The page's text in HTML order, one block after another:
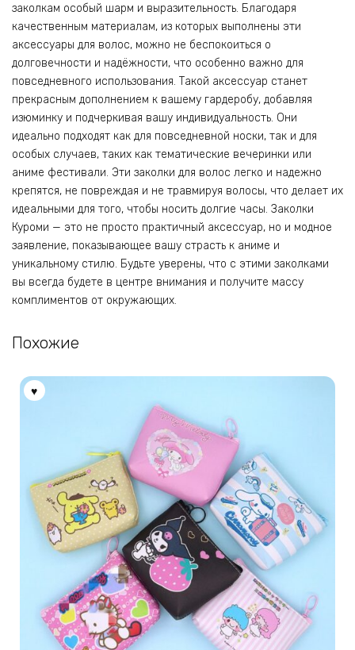
заколкам особый шарм и выразительность. Благодаря
качественным материалам, из которых выполнены эти
аксессуары для волос, можно не беспокоиться о
долговечности и надёжности, что особенно важно для
повседневного использования. Такой аксессуар станет
прекрасным дополнением к вашему гардеробу, добавляя
изюминку и подчеркивая вашу индивидуальность. Они
идеально подходят как для повседневной носки, так и для
особых случаев, таких как тематические вечеринки или
аниме фестивали. Эти заколки для волос легко и надежно
крепятся, не повреждая и не травмируя волосы, что делает их
идеальными для того, чтобы носить долгие часы. Заколки
Куроми — это не просто практичный аксессуар, но и модное
заявление, показывающее вашу страсть к аниме и
уникальному стилю. Будьте уверены, что с этими заколками
вы всегда будете в центре внимания и получите массу
комплиментов от окружающих.
Похожие